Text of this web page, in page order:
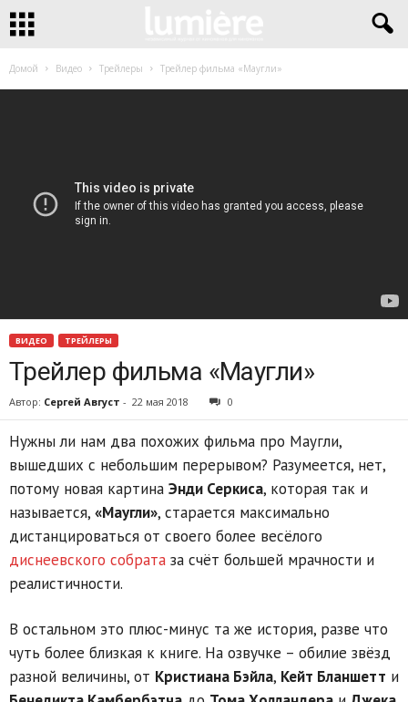
Домой Видео Трейлеры Трейлер фильма «Маугли»
ВИДЕО ТРЕЙЛЕРЫ
Трейлер фильма «Маугли»
Автор: Сергей Август - 22 мая 2018 0
Нужны ли нам два похожих фильма про Маугли,
вышедших с небольшим перерывом? Разумеется, нет,
потому новая картина Энди Серкиса, которая так и
называется, «Маугли», старается максимально
дистанцироваться от своего более весёлого
диснеевского собрата за счёт большей мрачности и
реалистичности.
В остальном это плюс-минус та же история, разве что
чуть более близкая к книге. На озвучке – обилие звёзд
разной величины, от Кристиана Бэйла, Кейт Бланшетт и